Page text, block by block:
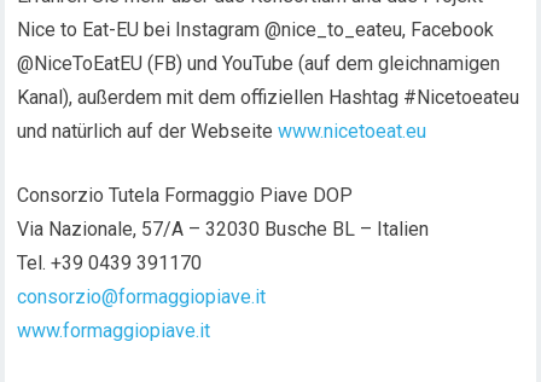
Nice to Eat-EU bei Instagram @nice_to_eateu, Facebook
@NiceToEatEU (FB) und YouTube (auf dem gleichnamigen
Kanal), außerdem mit dem offiziellen Hashtag #Nicetoeateu
und natürlich auf der Webseitewww.nicetoeat.eu
Consorzio Tutela Formaggio Piave DOP
Via Nazionale, 57/A – 32030 Busche BL – Italien
Tel. +39 0439 391170
consorzio@formaggiopiave.it
www.formaggiopiave.it